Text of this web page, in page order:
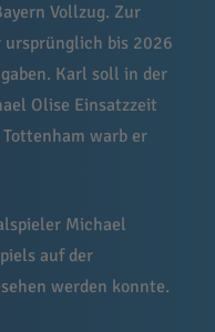
Vollzug. Zur
ursprünglich bis 2026
Karl soll in der
Olise Einsatzzeit
warb er
Michael
auf der
werden konnte.